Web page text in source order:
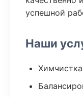
успешной
Наши